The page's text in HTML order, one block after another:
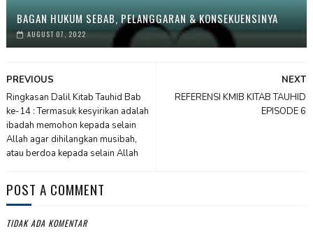
BAGAN HUKUM SEBAB, PELANGGARAN & KONSEKUENSINYA
AUGUST 07, 2022
NEXT
REFERENSI KMIB KITAB TAUHID
EPISODE 6
PREVIOUS
Ringkasan Dalil Kitab Tauhid Bab
ke-14 : Termasuk kesyirikan adalah
ibadah memohon kepada selain
Allah agar dihilangkan musibah,
atau berdoa kepada selain Allah
POST A COMMENT
TIDAK ADA KOMENTAR